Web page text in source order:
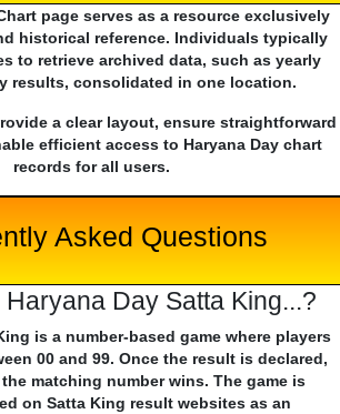
page serves as a resource exclusively
historical reference. Individuals typically
to retrieve archived data, such as yearly
results, consolidated in one location.
a clear layout, ensure straightforward
efficient access to Haryana Day chart
records for all users.
Asked Questions
Day Satta King...?
is a number-based game where players
00 and 99. Once the result is declared,
matching number wins. The game is
on Satta King result websites as an